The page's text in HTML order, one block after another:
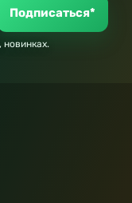
Подписаться*
новинках.